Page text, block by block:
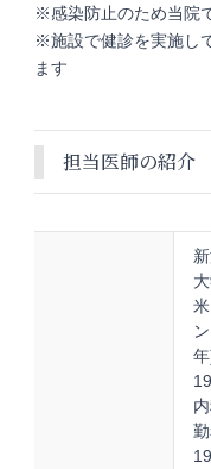
※感染防止のため当院
※施設で健診を実施し
ます
担当医師の紹介
年
勤